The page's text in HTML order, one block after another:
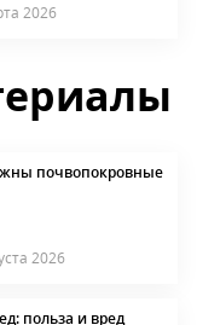
2026
почвопокровные
2026
польза и вред